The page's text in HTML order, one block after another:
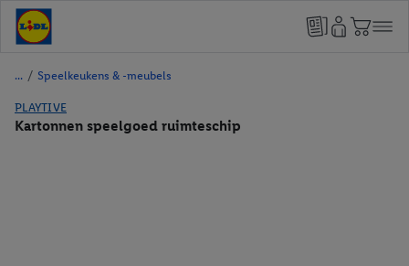
/ Speelkeukens & -meubels
PLAYTIVE
Kartonnen speelgoed ruimteschip